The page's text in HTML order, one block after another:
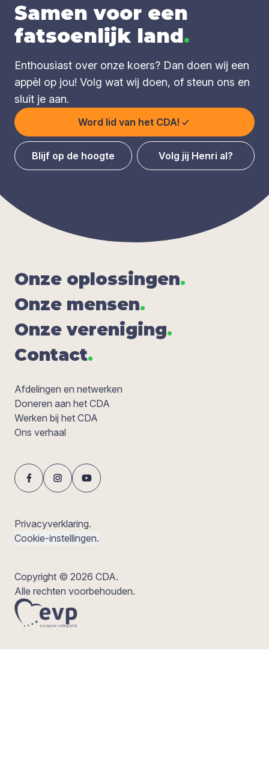
Samen voor een
fatsoenlijk land.
Enthousiast over onze koers? Dan doen wij een
appèl op jou! Volg wat wij doen, of steun ons en
sluit je aan.
Word lid van het CDA!
Blijf op de hoogte Volg jij Henri al?
Onze oplos­sin­gen.
Onze men­sen.
Onze ver­e­ni­ging.
Con­tact.
Afdelingen en netwerken
Doneren aan het CDA
Werken bij het CDA
Ons verhaal
Privacyverklaring.
Cookie-instellingen.
Copyright © 2026 CDA.
Alle rechten voorbehouden.